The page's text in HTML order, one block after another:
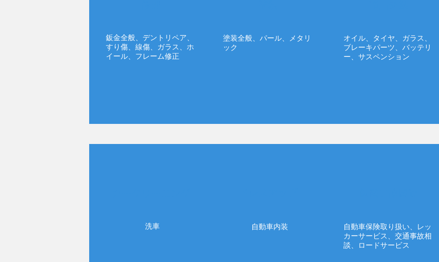
鈑金全般、デントリペア、
すり傷、線傷、ガラス、ホ
イール、フレーム修正
塗装全般、パール、メタリ
ック
オイル、タイヤ、ガラス、
ブレーキパーツ、バッテリ
ー、サスペンション
洗車 自動車内装
自動車保険取り扱い、レッ
カーサービス、交通事故相
談、ロードサービス